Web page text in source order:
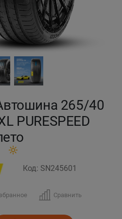
265/40
PURESPEED
Код: SN245601
Сравнить